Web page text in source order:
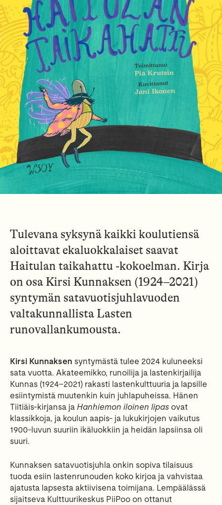
Tulevana syksynä kaikki koulutiensä
aloittavat ekaluokkalaiset saavat
Haitulan taikahattu -kokoelman. Kirja
on osa Kirsi Kunnaksen (1924–2021)
syntymän satavuotisjuhlavuoden
valtakunnallista Lasten
runovallankumousta.
Kirsi Kunnaksen syntymästä tulee 2024 kuluneeksi
sata vuotta. Akateemikko, runoilija ja lastenkirjailija
Kunnas (1924–2021) rakasti lastenkulttuuria ja lapsille
esiintymistä muutenkin kuin juhlapuheissa. Hänen
Tiitiäis-kirjansa ja Hanhiemon iloinen lipas ovat
klassikkoja, ja koulun aapis- ja lukukirjojen vaikutus
1900-luvun suuriin ikäluokkiin ja heidän lapsiinsa oli
suuri.
Kunnaksen satavuotisjuhla onkin sopiva tilaisuus
tuoda esiin lastenrunouden koko kirjoa ja vahvistaa
ajatusta lapsesta aktiivisena toimijana. Lempäälässä
sijaitseva Kulttuurikeskus PiiPoo on ottanut